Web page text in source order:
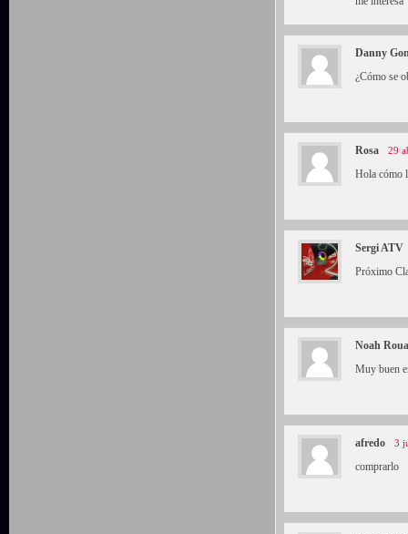
Danny
¿Cómo se
Rosa 29
Hola cómo
Sergi ATV
Próximo
Noah
Muy buen
afredo 3
comprarlo